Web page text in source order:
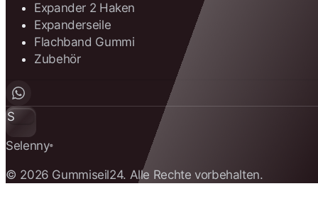
Expander 2 Haken
Expanderseile
Flachband Gummi
Zubehör
S
Selenny®
© 2026 Gummiseil24. Alle Rechte vorbehalten.